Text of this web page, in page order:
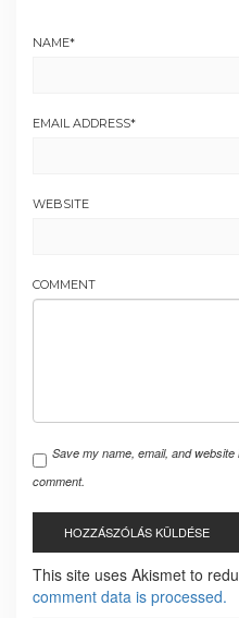
NAME*
EMAIL ADDRESS*
WEBSITE
COMMENT
Save my name, email, and
comment.
This site uses Akismet to
comment data is processed.